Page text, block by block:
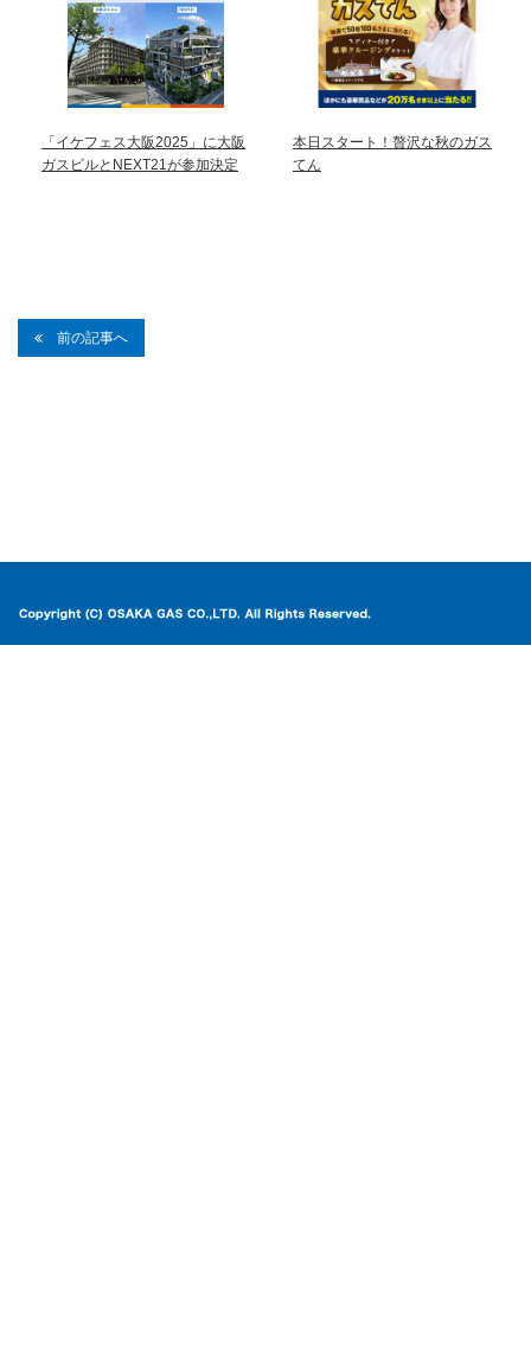
「イケフェス大阪2025」に大阪
ガスビルとNEXT21が参加決定
本日スタート！贅沢な秋のガス
てん
前の記事へ